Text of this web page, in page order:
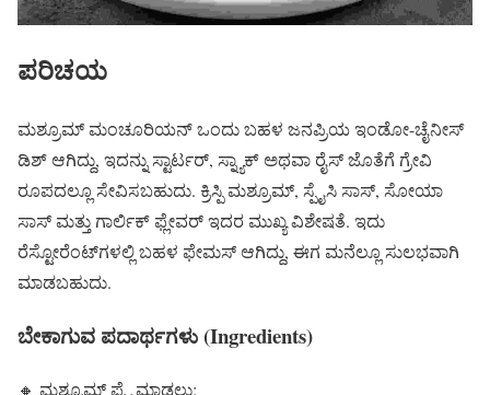
ಪರಿಚಯ
ಮಶ್ರೂಮ್ ಮಂಚೂರಿಯನ್ ಒಂದು ಬಹಳ ಜನಪ್ರಿಯ ಇಂಡೋ-ಚೈನೀಸ್
ಡಿಶ್ ಆಗಿದ್ದು, ಇದನ್ನು ಸ್ಟಾರ್ಟರ್, ಸ್ನ್ಯಾಕ್ ಅಥವಾ ರೈಸ್ ಜೊತೆಗೆ ಗ್ರೇವಿ
ರೂಪದಲ್ಲೂ ಸೇವಿಸಬಹುದು. ಕ್ರಿಸ್ಪಿ ಮಶ್ರೂಮ್, ಸ್ಪೈಸಿ ಸಾಸ್, ಸೋಯಾ
ಸಾಸ್ ಮತ್ತು ಗಾರ್ಲಿಕ್ ಫ್ಲೇವರ್ ಇದರ ಮುಖ್ಯ ವಿಶೇಷತೆ. ಇದು
ರೆಸ್ಟೋರೆಂಟ್‌ಗಳಲ್ಲಿ ಬಹಳ ಫೇಮಸ್ ಆಗಿದ್ದು, ಈಗ ಮನೆಲ್ಲೂ ಸುಲಭವಾಗಿ
ಮಾಡಬಹುದು.
ಬೇಕಾಗುವ ಪದಾರ್ಥಗಳು (Ingredients)
🔸 ಮಶ್ರೂಮ್ ಫ್ರೈ ಮಾಡಲು: